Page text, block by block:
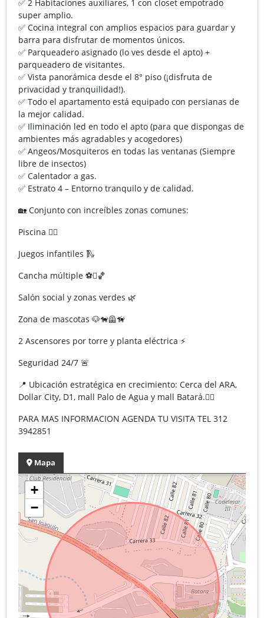
✅ 2 Habitaciones auxiliares, 1 con closet empotrado
super amplio.
✅ Cocina integral con amplios espacios para guardar y
barra para disfrutar de momentos únicos.
✅ Parqueadero asignado (lo ves desde el apto) +
parqueadero de visitantes.
✅ Vista panorámica desde el 8° piso (¡disfruta de
privacidad y tranquilidad!).
✅ Todo el apartamento está equipado con persianas de
la mejor calidad.
✅ Iliminación led en todo el apto (para que dispongas de
ambientes más agradables y acogedores)
✅ Angeos/Mosquiteros en todas las ventanas (Siempre
libre de insectos)
✅ Calentador a gas.
✅ Estrato 4 – Entorno tranquilo y de calidad.
🏡 Conjunto con increíbles zonas comunes:
Piscina 🏊‍♂️
Juegos infantiles 🛝
Cancha múltiple ⚽🏀
Salón social y zonas verdes 🌿
Zona de mascotas 🐶🐕‍🦺🦮
2 Ascensores por torre y planta eléctrica ⚡️
Seguridad 24/7 🚨
📍 Ubicación estratégica en crecimiento: Cerca del ARA,
Dollar City, D1, mall Palo de Agua y mall Batará.🚶‍♀️
PARA MAS INFORMACION AGENDA TU VISITA TEL 312
3942851
Mapa
+
−